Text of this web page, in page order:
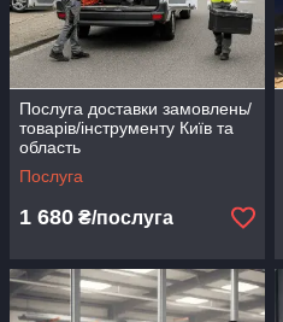
Послуга доставки замовлень/
товарів/інструменту Київ та
область
Послуга
1 680 ₴/послуга